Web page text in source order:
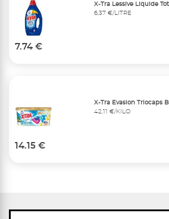
X-Tra Lessive Liquide
6,37 €/LITRE
7.74 €
X-Tra Evasion Triocaps
42,11 €/KILO
14.15 €